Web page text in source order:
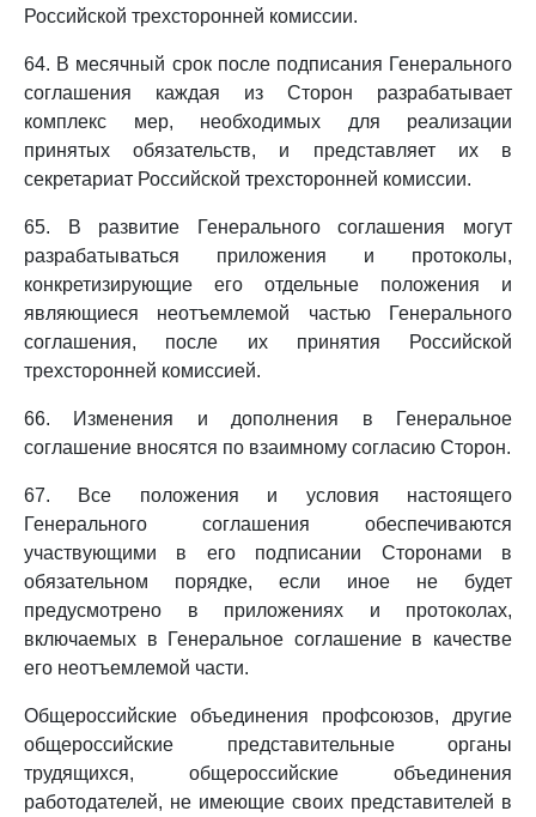
Российской трехсторонней комиссии.
64. В месячный срок после подписания Генерального
соглашения каждая из Сторон разрабатывает
комплекс мер, необходимых для реализации
принятых обязательств, и представляет их в
секретариат Российской трехсторонней комиссии.
65. В развитие Генерального соглашения могут
разрабатываться приложения и протоколы,
конкретизирующие его отдельные положения и
являющиеся неотъемлемой частью Генерального
соглашения, после их принятия Российской
трехсторонней комиссией.
66. Изменения и дополнения в Генеральное
соглашение вносятся по взаимному согласию Сторон.
67. Все положения и условия настоящего
Генерального соглашения обеспечиваются
участвующими в его подписании Сторонами в
обязательном порядке, если иное не будет
предусмотрено в приложениях и протоколах,
включаемых в Генеральное соглашение в качестве
его неотъемлемой части.
Общероссийские объединения профсоюзов, другие
общероссийские представительные органы
трудящихся, общероссийские объединения
работодателей, не имеющие своих представителей в